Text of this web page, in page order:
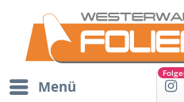
Menü